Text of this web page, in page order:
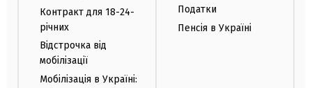
Контракт для 18-24-
річних
Відстрочка від
мобілізації
Мобілізація в Україні:
Податки
Пенсія в Україні